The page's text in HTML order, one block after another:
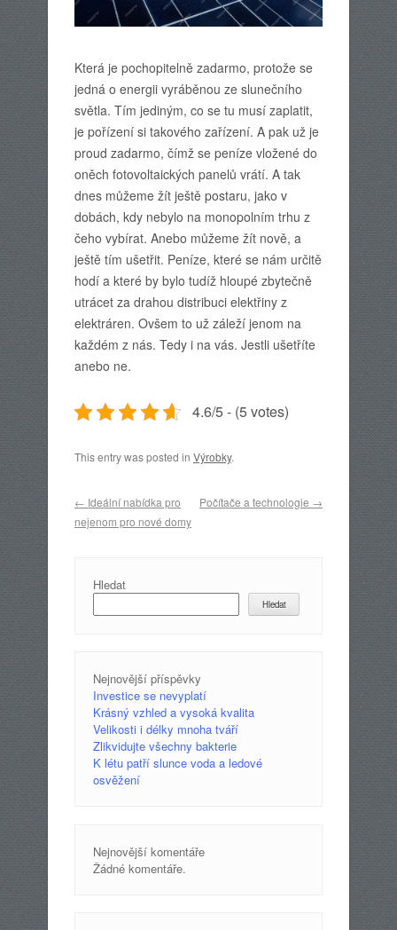
Která je pochopitelně zadarmo, protože se
jedná o energii vyráběnou ze slunečního
světla. Tím jediným, co se tu musí zaplatit,
je pořízení si takového zařízení. A pak už je
proud zadarmo, čímž se peníze vložené do
oněch fotovoltaických panelů vrátí. A tak
dnes můžeme žít ještě postaru, jako v
dobách, kdy nebylo na monopolním trhu z
čeho vybírat. Anebo můžeme žít nově, a
ještě tím ušetřit. Peníze, které se nám určitě
hodí a které by bylo tudíž hloupé zbytečně
utrácet za drahou distribuci elektřiny z
elektráren. Ovšem to už záleží jenom na
každém z nás. Tedy i na vás. Jestli ušetříte
anebo ne.
4.6/5 - (5 votes)
This entry was posted in Výrobky.
Post navigation
← Ideální nabídka pro
nejenom pro nové domy
Počítače a technologie →
Hledat
Hledat
Nejnovější příspěvky
Investice se nevyplatí
Krásný vzhled a vysoká kvalita
Velikosti i délky mnoha tváří
Zlikvidujte všechny bakterie
K létu patří slunce voda a ledové
osvěžení
Nejnovější komentáře
Žádné komentáře.